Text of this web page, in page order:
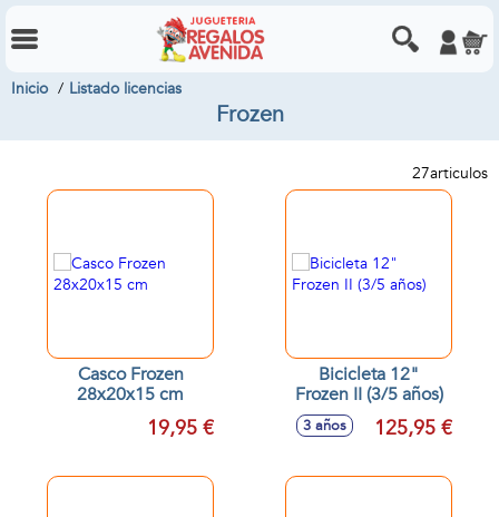
Inicio Listado licencias
Frozen
27articulos
Casco Frozen
28x20x15 cm
19,95 €
Bicicleta 12"
Frozen II (3/5 años)
3 años 125,95 €